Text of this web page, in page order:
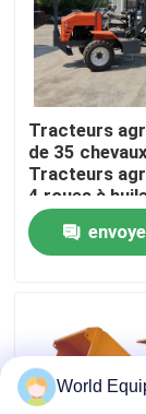
Contrôle de
Nous
Nouvelles
Excavatrice
Mini Crawler
Tracteurs
de 35
Tracteurs
4 roues à
palme
World